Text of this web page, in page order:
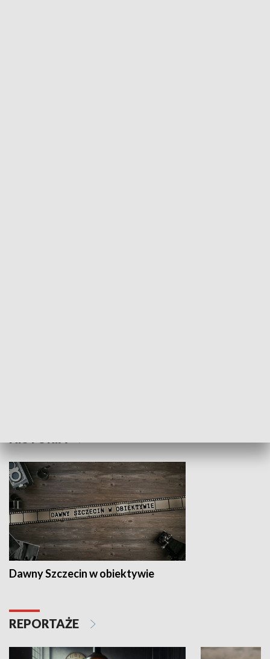
Dawny Szczecin w obiektywie
REPORTAŻE